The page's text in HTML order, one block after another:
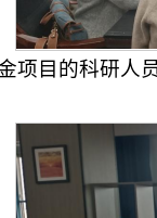
项目的科研人